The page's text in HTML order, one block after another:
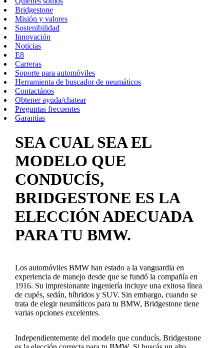
Bridgestone
Misión y valores
Sostenibilidad
Innovación
Noticias
E8
Carreras
Soporte para automóviles
Herramienta de buscador de neumáticos
Contactános
Obtener ayuda/chatear
Preguntas frecuentes
Garantías
SEA CUAL SEA EL
MODELO QUE
CONDUCÍS,
BRIDGESTONE ES LA
ELECCIÓN ADECUADA
PARA TU BMW.
Los automóviles BMW han estado a la vanguardia en
experiencia de manejo desde que se fundó la compañía en
1916. Su impresionante ingeniería incluye una exitosa línea
de cupés, sedán, híbridos y SUV. Sin embargo, cuando se
trata de elegir neumáticos para tu BMW, Bridgestone tiene
varias opciones excelentes.
Independientemente del modelo que conducís, Bridgestone